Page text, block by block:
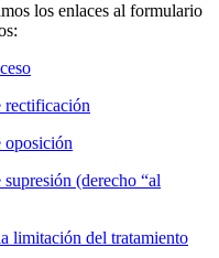
los enlaces al formulario
rectificación
oposición
(derecho “al
limitación del tratamiento